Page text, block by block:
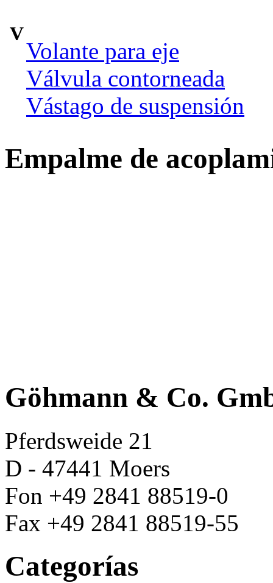
V
Volante para eje
Válvula contorneada
Vástago de suspensión
Empalme de
Göhmann & Co.
Pferdsweide 21
D - 47441 Moers
Fon +49 2841 88519-0
Fax +49 2841 88519-55
Categorías